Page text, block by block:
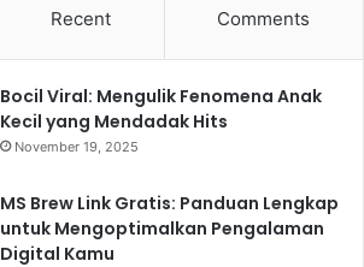
Recent Comments
Bocil Viral: Mengulik Fenomena Anak
Kecil yang Mendadak Hits
November 19, 2025
MS Brew Link Gratis: Panduan Lengkap
untuk Mengoptimalkan Pengalaman
Digital Kamu